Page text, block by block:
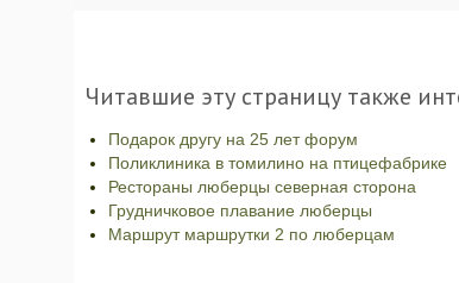
Читавшие эту страницу также
Подарок другу на 25 лет форум
Поликлиника в томилино на птицефабрике
Рестораны люберцы северная сторона
Грудничковое плавание люберцы
Маршрут маршрутки 2 по люберцам